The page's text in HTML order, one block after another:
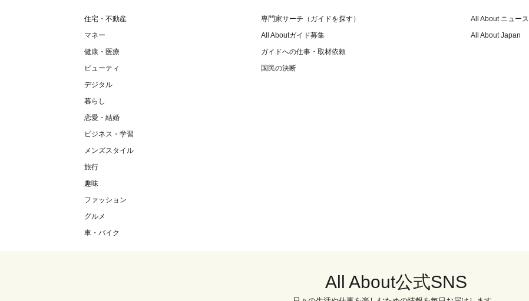
住宅・不動産
マネー
健康・医療
ビューティ
デジタル
暮らし
恋愛・結婚
ビジネス・学習
メンズスタイル
旅行
趣味
ファッション
グルメ
車・バイク
専門家サーチ（ガイドを探す）
All Aboutガイド募集
ガイドへの仕事・取材依頼
国民の決断
All About ニュース
All About Japan
All About公式SNS